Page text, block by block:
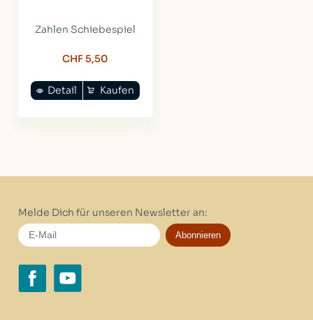
Zahlen Schiebespiel
CHF 5,50
Kaufen
Detail
Melde Dich für unseren Newsletter an:
Abonnieren